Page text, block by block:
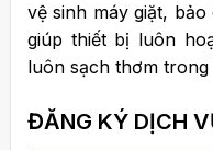
vệ sinh máy giặt,
giúp thiết bị luôn
luôn sạch thơm trong
ĐĂNG KÝ DỊCH